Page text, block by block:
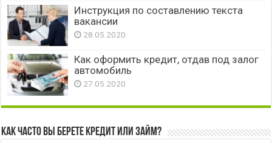
Инструкция по составлению текста
вакансии
28.05.2020
Как оформить кредит, отдав под залог
автомобиль
27.05.2020
Как часто вы берете кредит или займ?